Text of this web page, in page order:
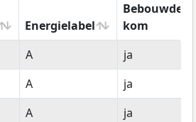
Energielabel
Bebouwde
kom
Energielabel
Bebouwde
kom
A
ja
A
ja
A
ja